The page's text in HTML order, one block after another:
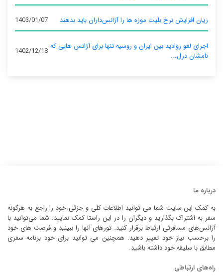
زیان افزایش نرخ بلیت موزه ها را آژانس‌داران باید بدهند 1403/01/07
اجرای لغو روادید بین ایران و روسیه تنها برای آژانس‌ هایی که
نامشان درل...
1402/12/18
درباره ما
به کمک این سایت شما می توانید اطلاعات کلی و جزئی خود را راجع به هرگونه
سفر به اشتراک بگذارید و دیگران را در این راستا کمک نمایید. شما می‌توانید با
آژانس‌های مسافرتی ارتباط برقرار کنید. تورهای آنها را ببینید و فرصت های خود
را برحسب نیاز خود تغییر دهید. همچنین می توانید برای خود برنامه سفری
مطابق با سلیقه خود داشته باشید.
راه‌های ارتباطی